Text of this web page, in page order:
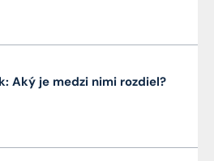
Aký je medzi nimi rozdiel?